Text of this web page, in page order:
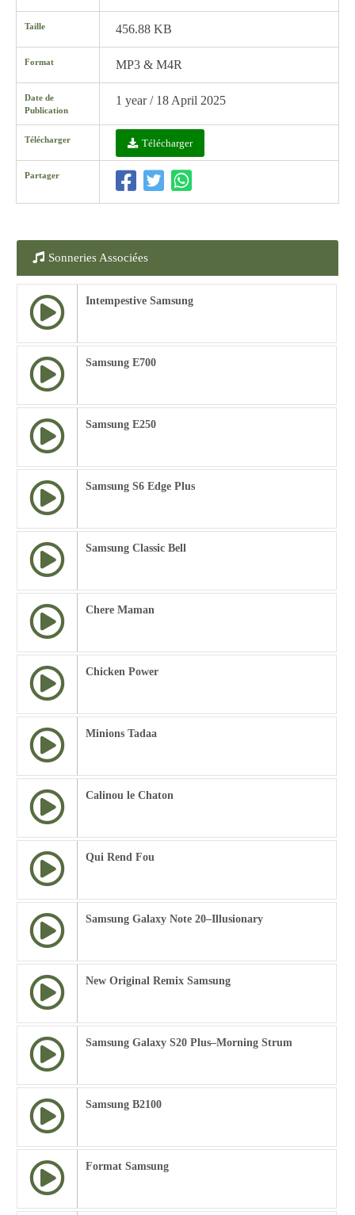
Taille 456.88 KB
Format MP3 & M4R
Date de
Publication
1 year / 18 April 2025
Télécharger Télécharger
Partager
Sonneries Associées
Intempestive Samsung
Samsung E700
Samsung E250
Samsung S6 Edge Plus
Samsung Classic Bell
Chere Maman
Chicken Power
Minions Tadaa
Calinou le Chaton
Qui Rend Fou
Samsung Galaxy Note 20–Illusionary
New Original Remix Samsung
Samsung Galaxy S20 Plus–Morning Strum
Samsung B2100
Format Samsung